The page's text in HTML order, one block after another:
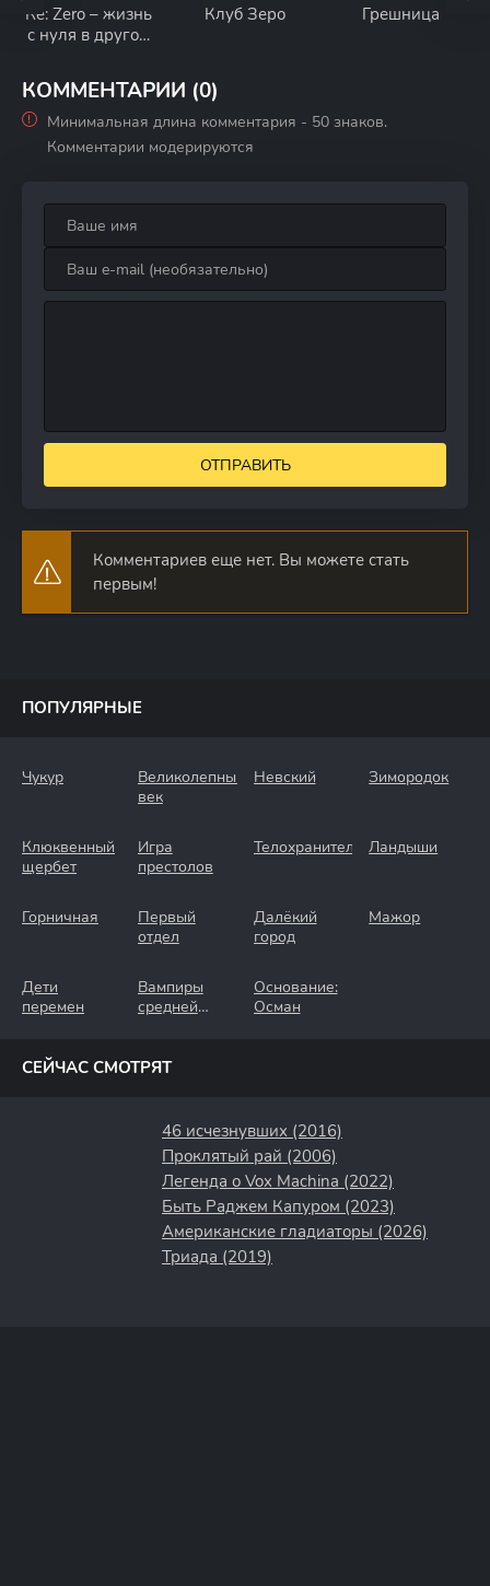
Re: Zero – жизнь
с нуля в другом
Клуб Зеро Грешница
КОММЕНТАРИИ (0)
Минимальная длина комментария - 50 знаков.
Комментарии модерируются
ОТПРАВИТЬ
Комментариев еще нет. Вы можете стать
первым!
ПОПУЛЯРНЫЕ
Чукур
Великолепный
век
Невский Зимородок
Клюквенный
щербет
Игра
престолов
Телохранители Ландыши
Горничная
Первый
отдел
Далёкий
город
Мажор
Дети
перемен
Вампиры
средней
Основание:
Осман
СЕЙЧАС СМОТРЯТ
46 исчезнувших (2016)
Проклятый рай (2006)
Легенда о Vox Machina (2022)
Быть Раджем Капуром (2023)
Американские гладиаторы (2026)
Триада (2019)